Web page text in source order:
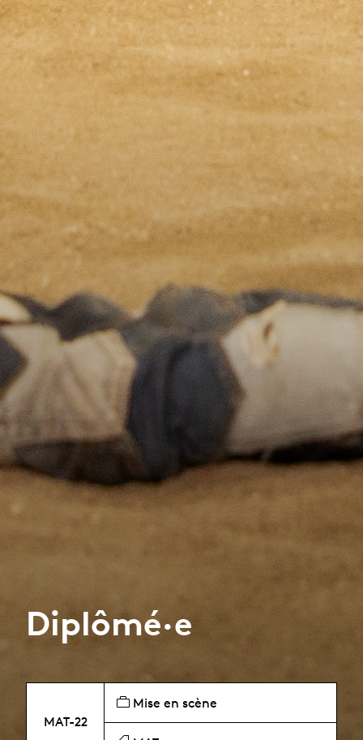
Diplômé·e
MAT-22
Mise en scène